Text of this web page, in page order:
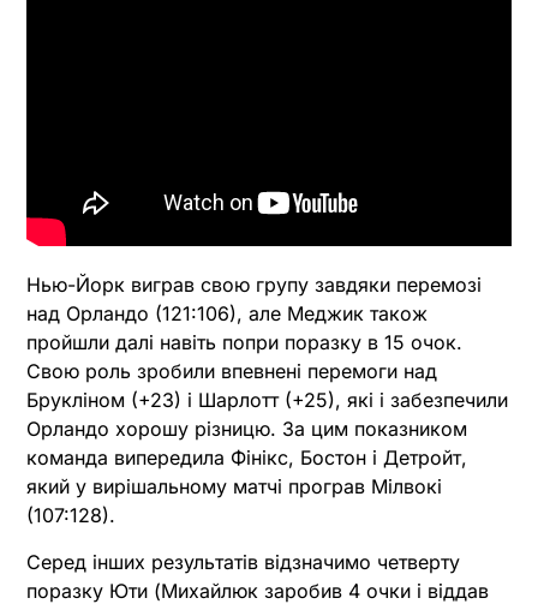
Нью-Йорк виграв свою групу завдяки перемозі
над Орландо (121:106), але Меджик також
пройшли далі навіть попри поразку в 15 очок.
Свою роль зробили впевнені перемоги над
Брукліном (+23) і Шарлотт (+25), які і забезпечили
Орландо хорошу різницю. За цим показником
команда випередила Фінікс, Бостон і Детройт,
який у вирішальному матчі програв Мілвокі
(107:128).
Серед інших результатів відзначимо четверту
поразку Юти (Михайлюк заробив 4 очки і віддав